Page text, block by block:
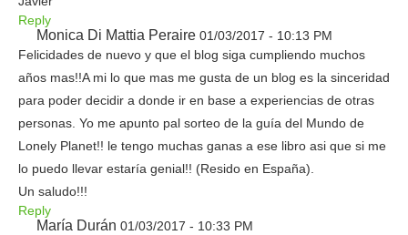
Reply
Monica Di Mattia Peraire 01/03/2017 - 10:13 PM
Felicidades de nuevo y que el blog siga cumpliendo muchos
años mas!!A mi lo que mas me gusta de un blog es la sinceridad
para poder decidir a donde ir en base a experiencias de otras
personas. Yo me apunto pal sorteo de la guía del Mundo de
Lonely Planet!! le tengo muchas ganas a ese libro asi que si me
lo puedo llevar estaría genial!! (Resido en España).
Un saludo!!!
Reply
María Durán 01/03/2017 - 10:33 PM